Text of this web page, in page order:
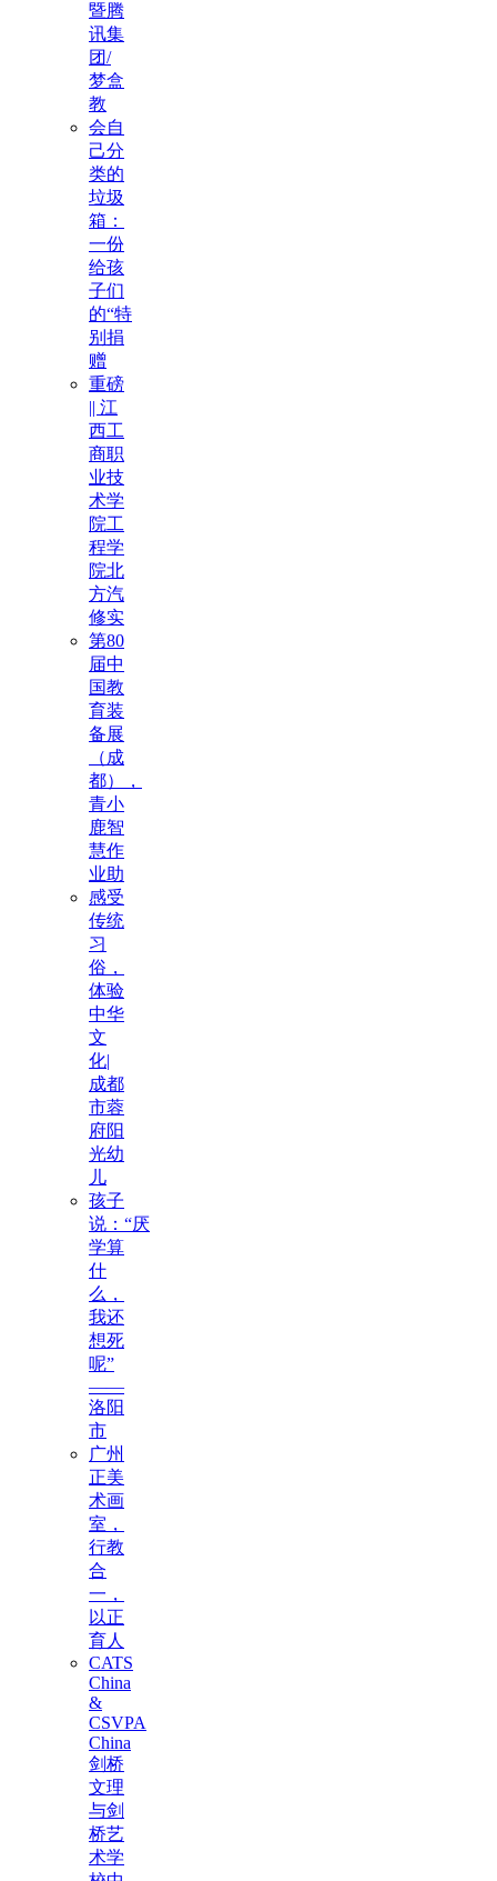
暨腾
讯集
团/
梦盒
教
会自
己分
类的
垃圾
箱：
一份
给孩
子们
的“特
别捐
赠
重磅
|| 江
西工
商职
业技
术学
院工
程学
院北
方汽
修实
第80
届中
国教
育装
备展
（成
都），
青小
鹿智
慧作
业助
感受
传统
习
俗，
体验
中华
文
化|
成都
市蓉
府阳
光幼
儿
孩子
说：“厌
学算
什
么，
我还
想死
呢”
——
洛阳
市
广州
正美
术画
室，
行教
合
一，
以正
育人
CATS
China
&
CSVPA
China
剑桥
文理
与剑
桥艺
术学